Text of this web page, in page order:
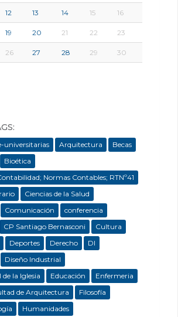
12 13 14 15 16
19 20 21 22 23
26 27 28 29 30
universitarias Arquitectura
Becas
Bioética
Normas Contables; RTNº41
Ciencias de la Salud
Comunicación
conferencia
CP Santiago Bernasconi
Cultura
Deportes Derecho
DI
Diseño Industrial
la Iglesia
Educación
Enfermeria
de Arquitectura
Filosofía
Humanidades